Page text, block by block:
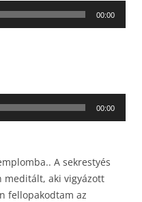
00:00
00:00
A sekrestyés
aki vigyázott
fellopakodtam az